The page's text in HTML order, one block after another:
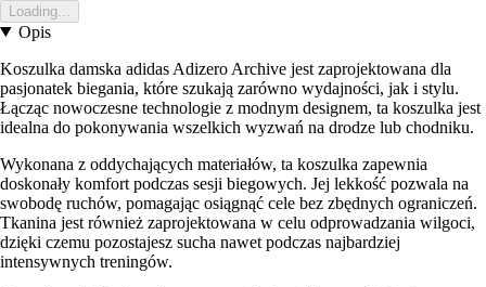
Loading...
Opis
Koszulka damska adidas Adizero Archive jest zaprojektowana dla
pasjonatek biegania, które szukają zarówno wydajności, jak i stylu.
Łącząc nowoczesne technologie z modnym designem, ta koszulka jest
idealna do pokonywania wszelkich wyzwań na drodze lub chodniku.
Wykonana z oddychających materiałów, ta koszulka zapewnia
doskonały komfort podczas sesji biegowych. Jej lekkość pozwala na
swobodę ruchów, pomagając osiągnąć cele bez zbędnych ograniczeń.
Tkanina jest również zaprojektowana w celu odprowadzania wilgoci,
dzięki czemu pozostajesz sucha nawet podczas najbardziej
intensywnych treningów.